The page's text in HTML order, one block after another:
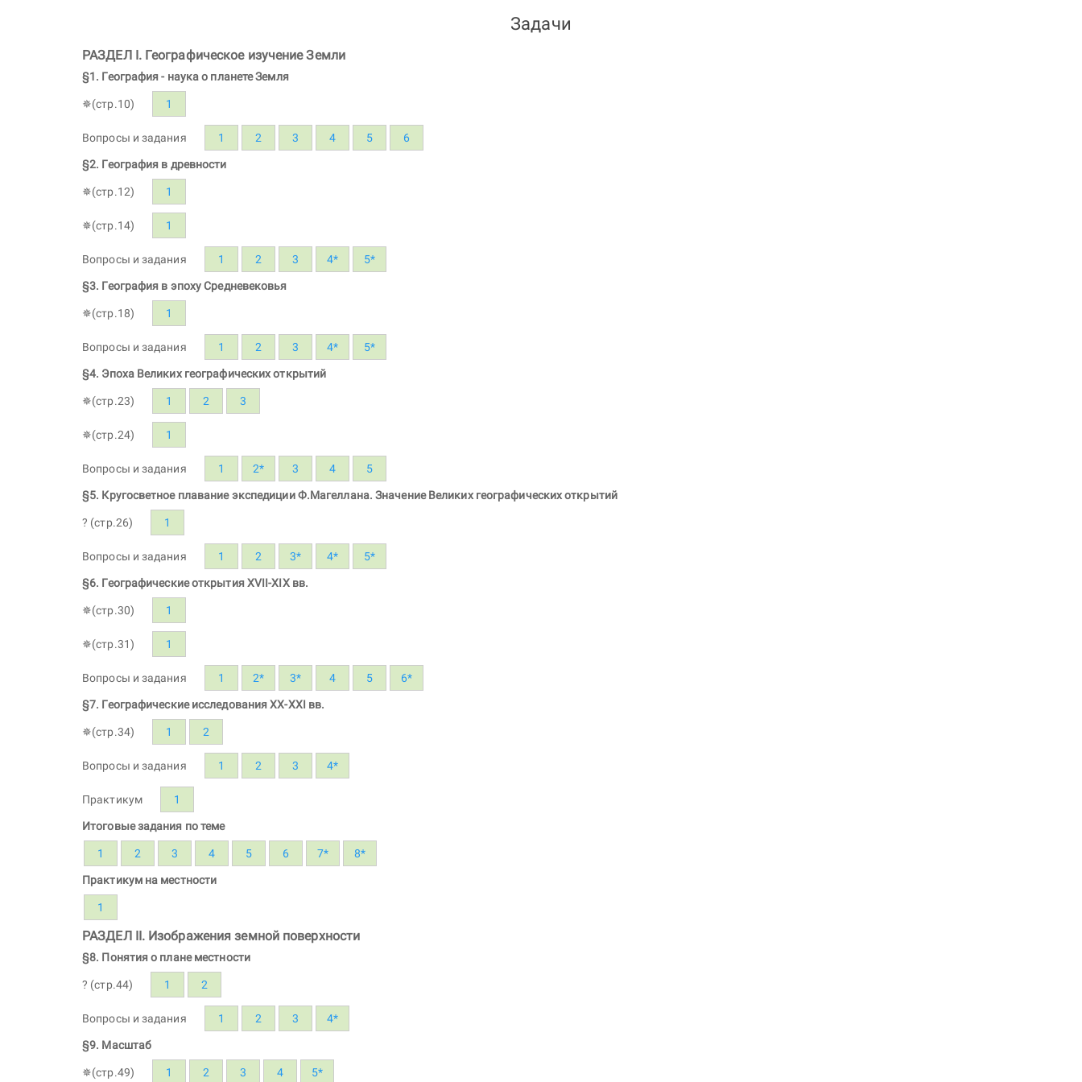
Задачи
РАЗДЕЛ I. Географическое изучение Земли
§1. География - наука о планете Земля
✵(стр.10) 1
Вопросы и задания 1 2 3 4 5 6
§2. География в древности
✵(стр.12) 1
✵(стр.14) 1
Вопросы и задания 1 2 3 4* 5*
§3. География в эпоху Средневековья
✵(стр.18) 1
Вопросы и задания 1 2 3 4* 5*
§4. Эпоха Великих географических открытий
✵(стр.23) 1 2 3
✵(стр.24) 1
Вопросы и задания 1 2* 3 4 5
§5. Кругосветное плавание экспедиции Ф.Магеллана. Значение Великих географических открытий
? (стр.26) 1
Вопросы и задания 1 2 3* 4* 5*
§6. Географические открытия XVII-XIX вв.
✵(стр.30) 1
✵(стр.31) 1
Вопросы и задания 1 2* 3* 4 5 6*
§7. Географические исследования XX-XXI вв.
✵(стр.34) 1 2
Вопросы и задания 1 2 3 4*
Практикум 1
Итоговые задания по теме
1 2 3 4 5 6 7* 8*
Практикум на местности
1
РАЗДЕЛ II. Изображения земной поверхности
§8. Понятия о плане местности
? (стр.44) 1 2
Вопросы и задания 1 2 3 4*
§9. Масштаб
✵(стр.49) 1 2 3 4 5*